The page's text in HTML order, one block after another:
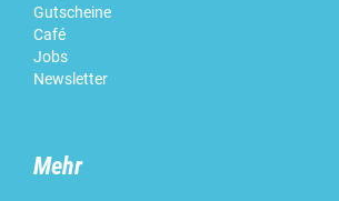
Gutscheine
Café
Jobs
Newsletter
Mehr